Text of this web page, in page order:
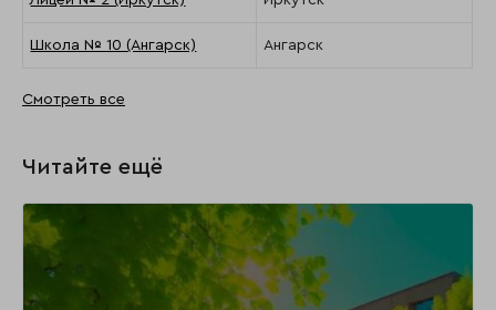
Школа № 10 (Ангарск) Ангарск
Смотреть все
Читайте ещё